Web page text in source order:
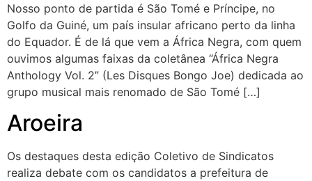
Nosso ponto de partida é São Tomé e Príncipe, no
Golfo da Guiné, um país insular africano perto da linha
do Equador. É de lá que vem a África Negra, com quem
ouvimos algumas faixas da coletânea “África Negra
Anthology Vol. 2” (Les Disques Bongo Joe) dedicada ao
grupo musical mais renomado de São Tomé […]
Aroeira
Os destaques desta edição Coletivo de Sindicatos
realiza debate com os candidatos a prefeitura de